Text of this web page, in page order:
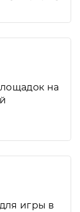
на
игры в